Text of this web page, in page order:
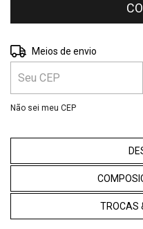
Entregas para o CEP:
Meios de envio
Não sei meu CEP
TROCAS